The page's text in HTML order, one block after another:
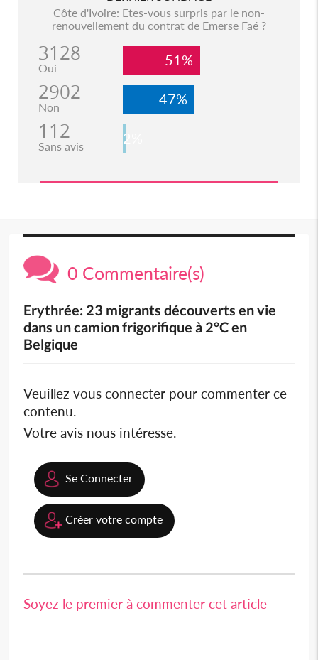
Côte d'Ivoire: Etes-vous surpris par le non-
renouvellement du contrat de Emerse Faé ?
3128
Oui 51%
2902
Non 47%
112
Sans avis 2%
0 Commentaire(s)
Erythrée: 23 migrants découverts en vie
dans un camion frigorifique à 2°C en
Belgique
Veuillez vous connecter pour commenter ce
contenu.
Votre avis nous intéresse.
Se Connecter
Créer votre compte
Soyez le premier à commenter cet article